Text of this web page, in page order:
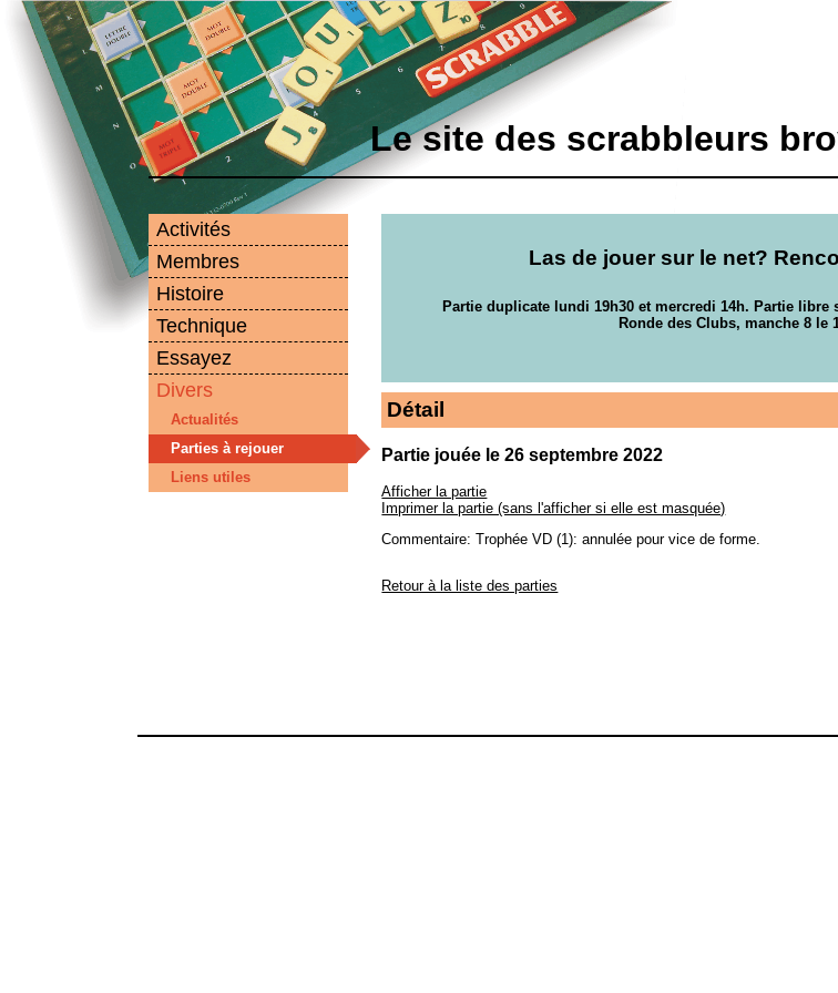
Le site des scrabbleurs
Activités
Membres
Histoire
Technique
Essayez
Divers
Actualités
Parties à rejouer
Liens utiles
Las de jouer sur le net?
Partie duplicate lundi 19h30 et mercredi 14h. Partie
Ronde des Clubs, manche 8 le
Détail
Partie jouée le 26 septembre 2022
Afficher la partie
Imprimer la partie (sans l'afficher si elle est masquée)
Commentaire: Trophée VD (1): annulée pour vice de forme.
Retour à la liste des parties